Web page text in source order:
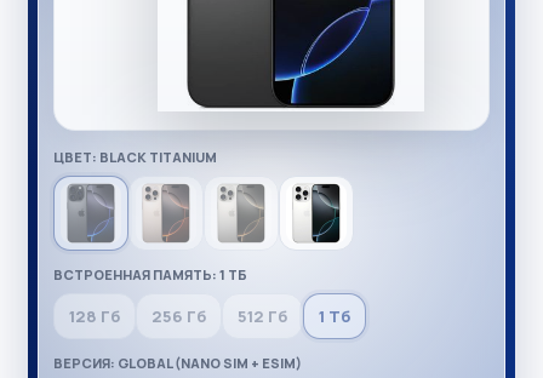
ЦВЕТ: BLACK TITANIUM
ВСТРОЕННАЯ ПАМЯТЬ: 1 ТБ
128 Гб 256 Гб 512 Гб 1 Тб
ВЕРСИЯ: GLOBAL (NANO SIM + ESIM)